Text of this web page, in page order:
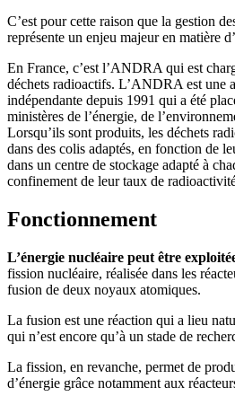
C’est pour cette raison que la gestion
représente un enjeu majeur en matière
En France, c’est l’ANDRA qui est
déchets radioactifs. L’ANDRA est une
indépendante depuis 1991 qui a été
ministères de l’énergie, de
Lorsqu’ils sont produits, les déchets
dans des colis adaptés, en fonction de
dans un centre de stockage adapté à
confinement de leur taux de
Fonctionnement
L’énergie nucléaire peut être
fission nucléaire, réalisée dans les
fusion de deux noyaux atomiques.
La fusion est une réaction qui a lieu
qui n’est encore qu’à un stade de
La fission, en revanche, permet de
d’énergie grâce notamment aux